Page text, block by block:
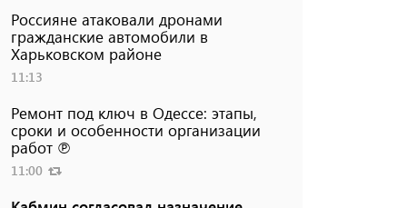
Россияне атаковали дронами
гражданские автомобили в
Харьковском районе
11:13
Ремонт под ключ в Одессе: этапы,
сроки и особенности организации
работ ℗
11:00